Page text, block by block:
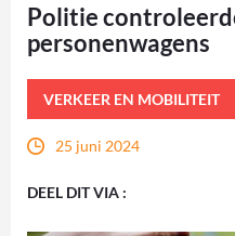
Politie
personenwagens
VERKEER EN MOBILITEIT
25 juni 2024
DEEL DIT VIA :